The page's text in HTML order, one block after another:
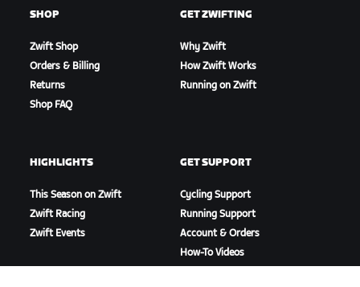
SHOP
Zwift Shop
Orders & Billing
Returns
Shop FAQ
GET ZWIFTING
Why Zwift
How Zwift Works
Running on Zwift
HIGHLIGHTS
This Season on Zwift
Zwift Racing
Zwift Events
GET SUPPORT
Cycling Support
Running Support
Account & Orders
How-To Videos